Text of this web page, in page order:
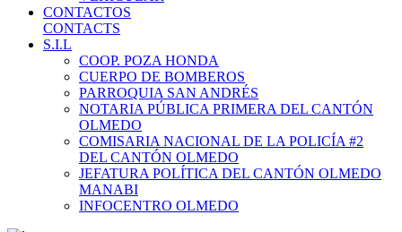
CONTACTOS
CONTACTS
S.I.L
COOP. POZA HONDA
CUERPO DE BOMBEROS
PARROQUIA SAN ANDRÉS
NOTARIA PÚBLICA PRIMERA DEL CANTÓN
OLMEDO
COMISARIA NACIONAL DE LA POLICÍA #2
DEL CANTÓN OLMEDO
JEFATURA POLÍTICA DEL CANTÓN OLMEDO
MANABI
INFOCENTRO OLMEDO